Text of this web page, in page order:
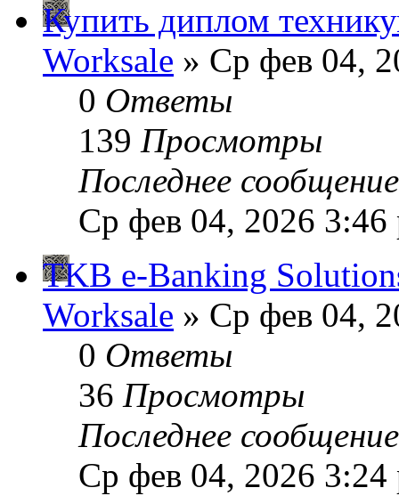
Купить диплом
Worksale » Ср фев 04,
0 Ответы
139 Просмотры
Последнее
Ср фев 04, 2026 3:46
TKB e-Banking
Worksale » Ср фев 04,
0 Ответы
36 Просмотры
Последнее
Ср фев 04, 2026 3:24